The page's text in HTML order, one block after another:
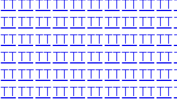
TTTTTTTTTTTTTTTTTTTT
TTTTTTTTTTTTTTTTTTTT
TTTTTTTTTTTTTTTTTTTT
TTTTTTTTTTTTTTTTTTTT
TTTTTTTTTTTTTTTTTTTT
TTTTTTTTTTTTTTTTTTTT